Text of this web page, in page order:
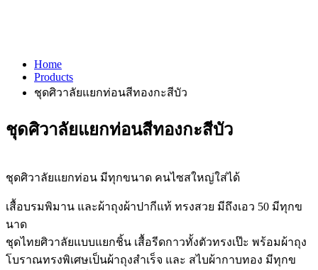
Home
Products
ชุดศิวาลัยแยกท่อนสีทองกะสีบัว
ชุดศิวาลัยแยกท่อนสีทองกะสีบัว
ชุดศิวาลัยแยกท่อน มีทุกขนาด คนไซสใหญ่ใส่ได้
เสื้อบรมพิมาน และผ้าถุงผ้าปากีแท้ ทรงสวย มีถึงเอว 50 มีทุกข
นาด
ชุดไทยศิวาลัยแบบแยกชิ้น เสื้อรีดกาวทั้งตัวทรงเป๊ะ พร้อมผ้าถุง
โบราณทรงพิเศษเป็นผ้าถุงสำเร็จ และ สไบผ้ากาบทอง มีทุกข